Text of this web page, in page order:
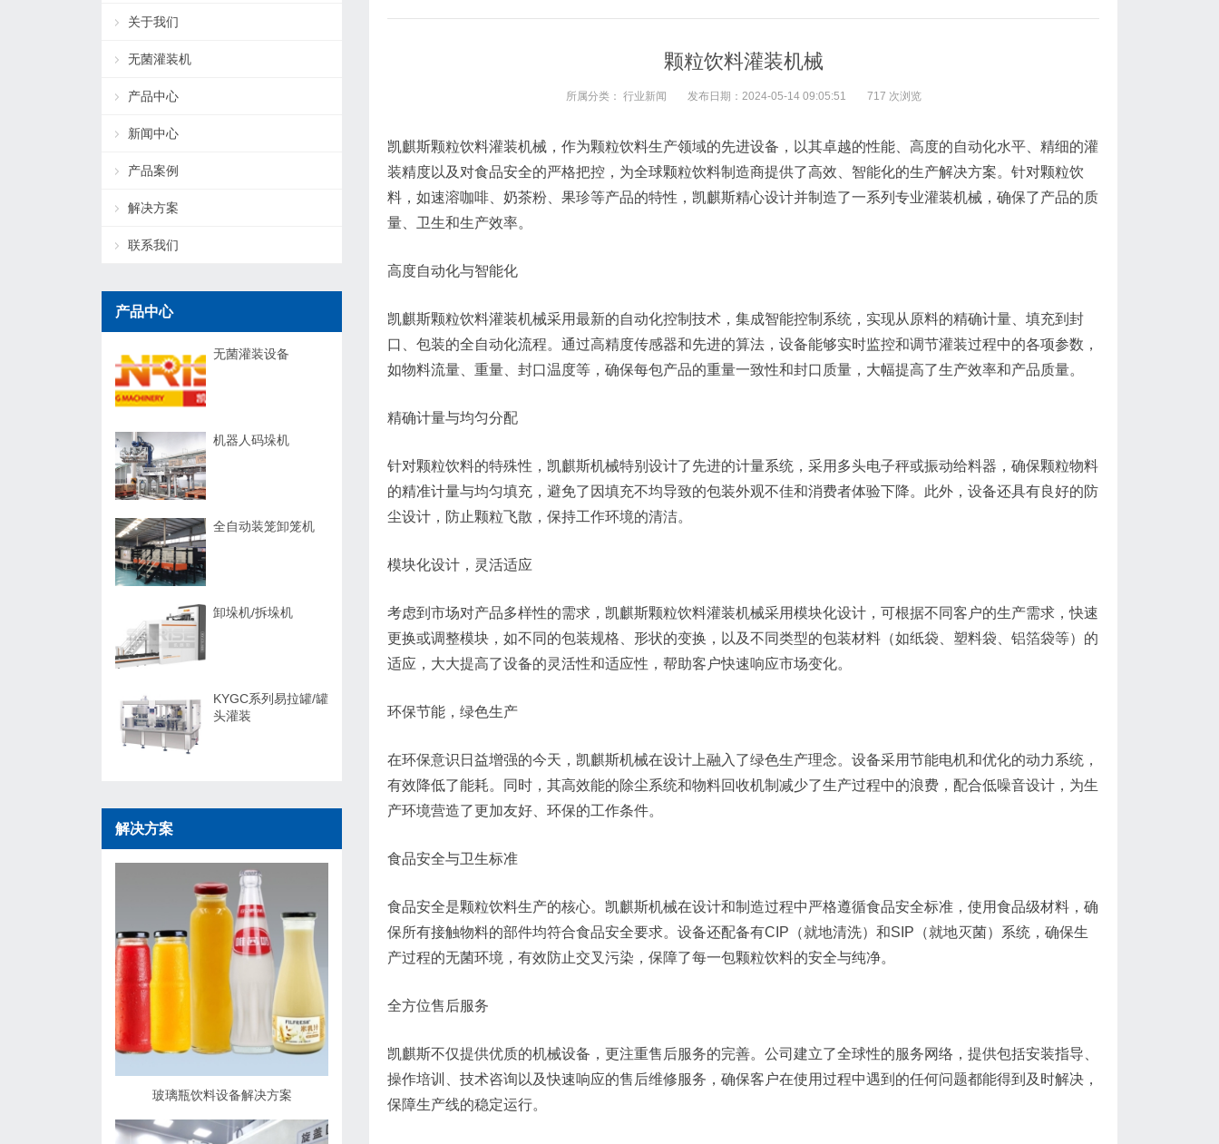
颗粒饮料灌装机械
所属分类： 行业新闻 发布日期：2024-05-14 09:05:51 717 次浏览
凯麒斯颗粒饮料灌装机械，作为颗粒饮料生产领域的先进设备，以其卓越的性能、高度的自动化水平、精细的灌
装精度以及对食品安全的严格把控，为全球颗粒饮料制造商提供了高效、智能化的生产解决方案。针对颗粒饮
料，如速溶咖啡、奶茶粉、果珍等产品的特性，凯麒斯精心设计并制造了一系列专业灌装机械，确保了产品的质
量、卫生和生产效率。
高度自动化与智能化
凯麒斯颗粒饮料灌装机械采用最新的自动化控制技术，集成智能控制系统，实现从原料的精确计量、填充到封
口、包装的全自动化流程。通过高精度传感器和先进的算法，设备能够实时监控和调节灌装过程中的各项参数，
如物料流量、重量、封口温度等，确保每包产品的重量一致性和封口质量，大幅提高了生产效率和产品质量。
精确计量与均匀分配
针对颗粒饮料的特殊性，凯麒斯机械特别设计了先进的计量系统，采用多头电子秤或振动给料器，确保颗粒物料
的精准计量与均匀填充，避免了因填充不均导致的包装外观不佳和消费者体验下降。此外，设备还具有良好的防
尘设计，防止颗粒飞散，保持工作环境的清洁。
模块化设计，灵活适应
考虑到市场对产品多样性的需求，凯麒斯颗粒饮料灌装机械采用模块化设计，可根据不同客户的生产需求，快速
更换或调整模块，如不同的包装规格、形状的变换，以及不同类型的包装材料（如纸袋、塑料袋、铝箔袋等）的
适应，大大提高了设备的灵活性和适应性，帮助客户快速响应市场变化。
环保节能，绿色生产
在环保意识日益增强的今天，凯麒斯机械在设计上融入了绿色生产理念。设备采用节能电机和优化的动力系统，
有效降低了能耗。同时，其高效能的除尘系统和物料回收机制减少了生产过程中的浪费，配合低噪音设计，为生
产环境营造了更加友好、环保的工作条件。
食品安全与卫生标准
食品安全是颗粒饮料生产的核心。凯麒斯机械在设计和制造过程中严格遵循食品安全标准，使用食品级材料，确
保所有接触物料的部件均符合食品安全要求。设备还配备有CIP（就地清洗）和SIP（就地灭菌）系统，确保生
产过程的无菌环境，有效防止交叉污染，保障了每一包颗粒饮料的安全与纯净。
全方位售后服务
凯麒斯不仅提供优质的机械设备，更注重售后服务的完善。公司建立了全球性的服务网络，提供包括安装指导、
操作培训、技术咨询以及快速响应的售后维修服务，确保客户在使用过程中遇到的任何问题都能得到及时解决，
保障生产线的稳定运行。
关于我们
无菌灌装机
产品中心
新闻中心
产品案例
解决方案
联系我们
产品中心
无菌灌装设备
机器人码垛机
全自动装笼卸笼机
卸垛机/拆垛机
KYGC系列易拉罐/罐
头灌装
解决方案
玻璃瓶饮料设备解决方案